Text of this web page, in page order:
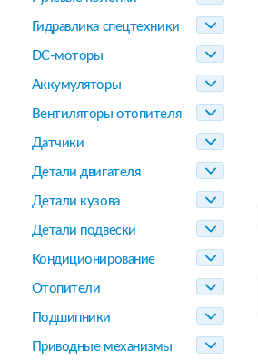
Гидравлика спецтехники
DC-моторы
Аккумуляторы
Вентиляторы отопителя
Датчики
Детали двигателя
Детали кузова
Детали подвески
Кондиционирование
Отопители
Подшипники
Приводные механизмы